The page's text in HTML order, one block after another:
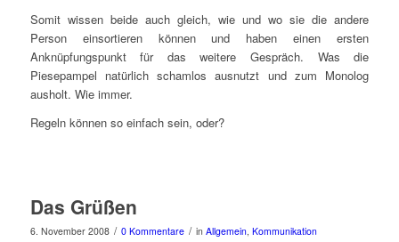
Somit wissen beide auch gleich, wie und wo sie die andere
Person einsortieren können und haben einen ersten
Anknüpfungspunkt für das weitere Gespräch. Was die
Piesepampel natürlich schamlos ausnutzt und zum Monolog
ausholt. Wie immer.
Regeln können so einfach sein, oder?
Das Grüßen
6. November 2008 / 0 Kommentare / in Allgemein, Kommunikation